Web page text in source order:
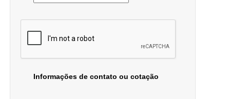
Informações de contato ou cotação